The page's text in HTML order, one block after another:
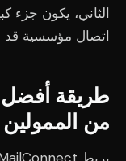
الثاني، يكون جزء
اتصال مؤسسية قد
طريقة أفضل
من الممولين